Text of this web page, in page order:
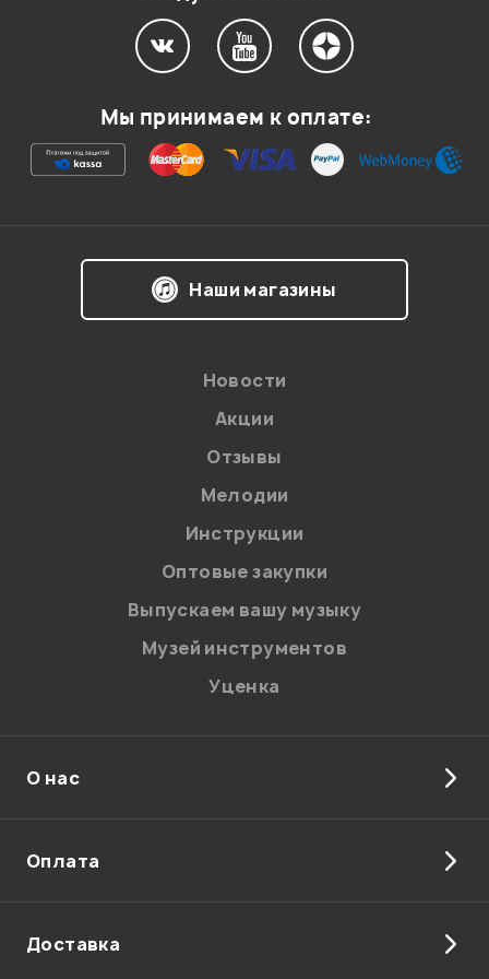
Здравствуйте!
будут доступны.
Администратор
0
клавише будут ли работать на Cubase? Или только на
Здравствуйте! Да, будут.
Администратор
Мы принимаем к оплате:
Наши магазины
Новости
Акции
Отзывы
Мелодии
Инструкции
Оптовые закупки
Выпускаем вашу музыку
Музей инструментов
Уценка
О нас
Оплата
Доставка